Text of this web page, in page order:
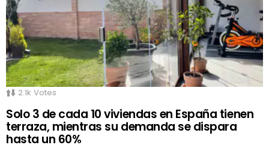
2.1k Votes
Solo 3 de cada 10 viviendas en España tienen
terraza, mientras su demanda se dispara
hasta un 60%